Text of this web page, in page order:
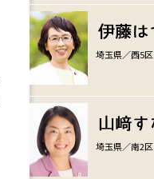
埼玉県／西5区
埼玉県／南2区